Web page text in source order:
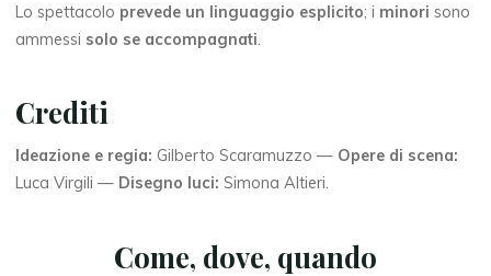
Lo spettacolo prevede un linguaggio esplicito; i minori sono
ammessi solo se accompagnati
Crediti
Ideazione e regia: Gilberto Scaramuzzo — Opere di scena:
Luca Virgili — Disegno luci: Simona Altieri.
Come, dove, quando